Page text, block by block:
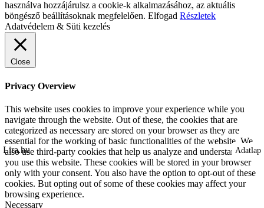
Adatlap
Adatlap
Adatlap
Adatlap
Adatlap
Adatlap
Adatlap
Adatlap
Adatlap
Adatlap
Lira.hu Adatlap
Adatlap
Adatlap
Adatlap
használva hozzájárulsz a cookie-k alkalmazásához, az aktuális
böngésző beállításoknak megfelelően. Elfogad Részletek
Adatvédelem & Süti kezelés
Close
Privacy Overview
This website uses cookies to improve your experience while you
navigate through the website. Out of these, the cookies that are
categorized as necessary are stored on your browser as they are
essential for the working of basic functionalities of the website. We
also use third-party cookies that help us analyze and understand how
you use this website. These cookies will be stored in your browser
only with your consent. You also have the option to opt-out of these
cookies. But opting out of some of these cookies may affect your
browsing experience.
Necessary